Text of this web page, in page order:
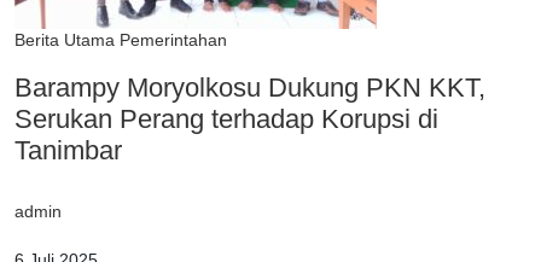
Berita Utama Pemerintahan
Barampy Moryolkosu Dukung PKN KKT,
Serukan Perang terhadap Korupsi di
Tanimbar
admin